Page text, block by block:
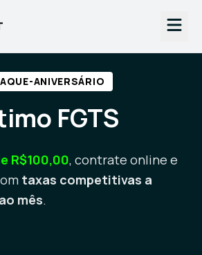
ANIVERSÁRIO
FGTS
R$100,00, contrate online e
taxas competitivas a
mês.